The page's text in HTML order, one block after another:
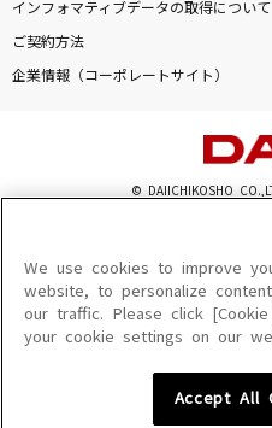
インフォマティブデータの取得について
ご契約方法
企業情報（コーポレートサイト）
© DAIICHIKOSHO
このサイトに掲載されている一切の文章
を問わず、著作権法の定める範囲を超え
を禁じます。
楽曲及びコンテンツは、機種によりご利用
楽曲及びコンテンツの配信日、配信内容が
We use cookies to improve
website, to personalize
our traffic. Please click
your cookie settings on our
Accept All